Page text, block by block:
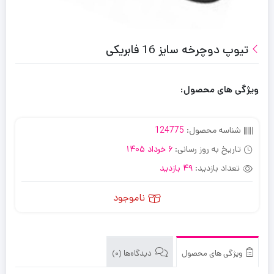
تیوپ دوچرخه سایز 16 فابریکی
ویژگی های محصول:
شناسه محصول: 124775
تاریخ به روز رسانی: 6 خرداد 1405
تعداد بازدید: 49 بازدید
ناموجود
ویژگی های محصول دیدگاه‌ها (0)